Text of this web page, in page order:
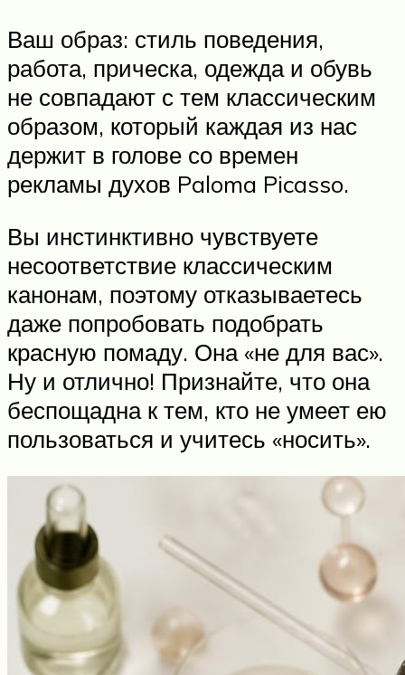
Ваш образ: стиль поведения,
работа, прическа, одежда и обувь
не совпадают с тем классическим
образом, который каждая из нас
держит в голове со времен
рекламы духов Paloma Picasso.
Вы инстинктивно чувствуете
несоответствие классическим
канонам, поэтому отказываетесь
даже попробовать подобрать
красную помаду. Она «не для вас».
Ну и отлично! Признайте, что она
беспощадна к тем, кто не умеет ею
пользоваться и учитесь «носить».